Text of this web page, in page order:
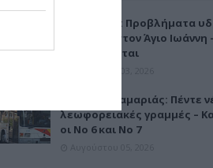
Καλαμαριά: Προβλήματα
την Τρίτη στον Άγιο Ιωάννη
επηρεάζονται
Μετρό Καλαμαριάς: Πέντε
λεωφορειακές γραμμές –
οι Νο 6 και Νο 7